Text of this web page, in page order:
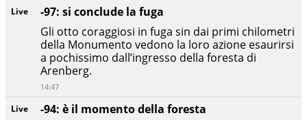
Live
-94: è il momento della foresta
Live
-97: si conclude la fuga
Gli otto coraggiosi in fuga sin dai primi chilometri
della Monumento vedono la loro azione esaurirsi
a pochissimo dall’ingresso della foresta di
Arenberg.
14:47